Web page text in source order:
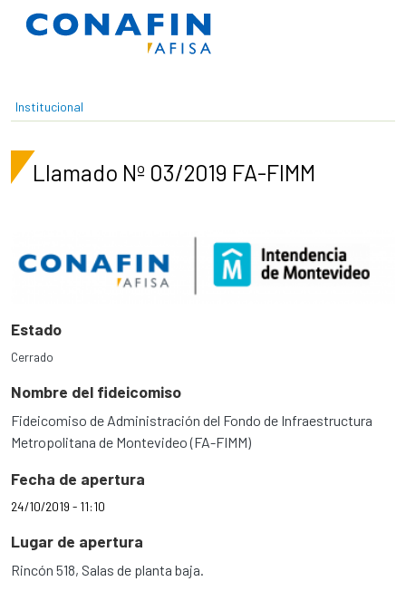
Pasar al contenido principal
Institucional
Llamado Nº 03/2019 FA-FIMM
Estado
Cerrado
Nombre del fideicomiso
Fideicomiso de Administración del Fondo de Infraestructura
Metropolitana de Montevideo (FA-FIMM)
Fecha de apertura
24/10/2019 - 11:10
Lugar de apertura
Rincón 518, Salas de planta baja.